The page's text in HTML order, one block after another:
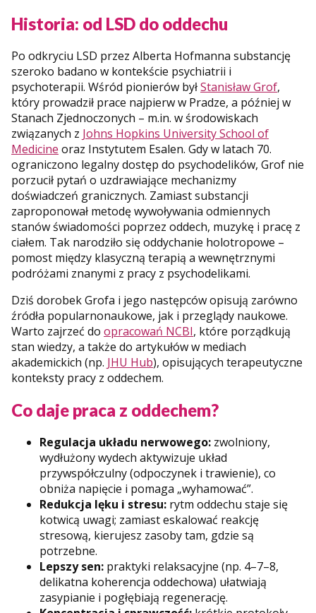
Historia: od LSD do oddechu
Po odkryciu LSD przez Alberta Hofmanna substancję
szeroko badano w kontekście psychiatrii i
psychoterapii. Wśród pionierów byłStanisław Grof,
który prowadził prace najpierw w Pradze, a później w
Stanach Zjednoczonych – m.in. w środowiskach
związanych z Johns Hopkins University School of
Medicine oraz Instytutem Esalen. Gdy w latach 70.
ograniczono legalny dostęp do psychodelików, Grof nie
porzucił pytań o uzdrawiające mechanizmy
doświadczeń granicznych. Zamiast substancji
zaproponował metodę wywoływania odmiennych
stanów świadomości poprzez oddech, muzykę i pracę z
ciałem. Tak narodziło się oddychanie holotropowe –
pomost między klasyczną terapią a wewnętrznymi
podróżami znanymi z pracy z psychodelikami.
Dziś dorobek Grofa i jego następców opisują zarówno
źródła popularnonaukowe, jak i przeglądy naukowe.
Warto zajrzeć do opracowań NCBI, które porządkują
stan wiedzy, a także do artykułów w mediach
akademickich (np. JHU Hub), opisujących terapeutyczne
konteksty pracy z oddechem.
Co daje praca z oddechem?
Regulacja układu nerwowego: zwolniony,
wydłużony wydech aktywizuje układ
przywspółczulny (odpoczynek i trawienie), co
obniża napięcie i pomaga „wyhamować”.
Redukcja lęku i stresu: rytm oddechu staje się
kotwicą uwagi; zamiast eskalować reakcję
stresową, kierujesz zasoby tam, gdzie są
potrzebne.
Lepszy sen: praktyki relaksacyjne (np. 4–7–8,
delikatna koherencja oddechowa) ułatwiają
zasypianie i pogłębiają regenerację.